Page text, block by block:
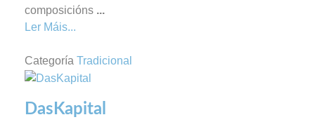
composicións ...
Ler Máis...
Categoría Tradicional
DasKapital